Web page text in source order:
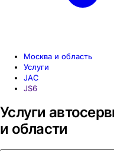
Москва и область
Услуги
JAC
JS6
Услуги
и области